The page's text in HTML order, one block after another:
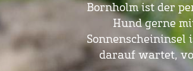
Bornholm ist der
Hund gerne
Sonnenscheininsel
darauf wartet,